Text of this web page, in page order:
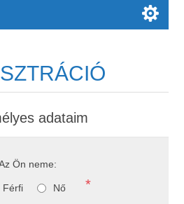
adataim
Ön neme:
Férfi
Nő
*